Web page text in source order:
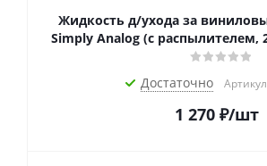
Жидкость д/ухода за
Simply Analog (с распылителем,
Достаточно
1 270₽/шт